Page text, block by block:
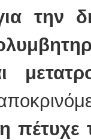
την
πέτυχε